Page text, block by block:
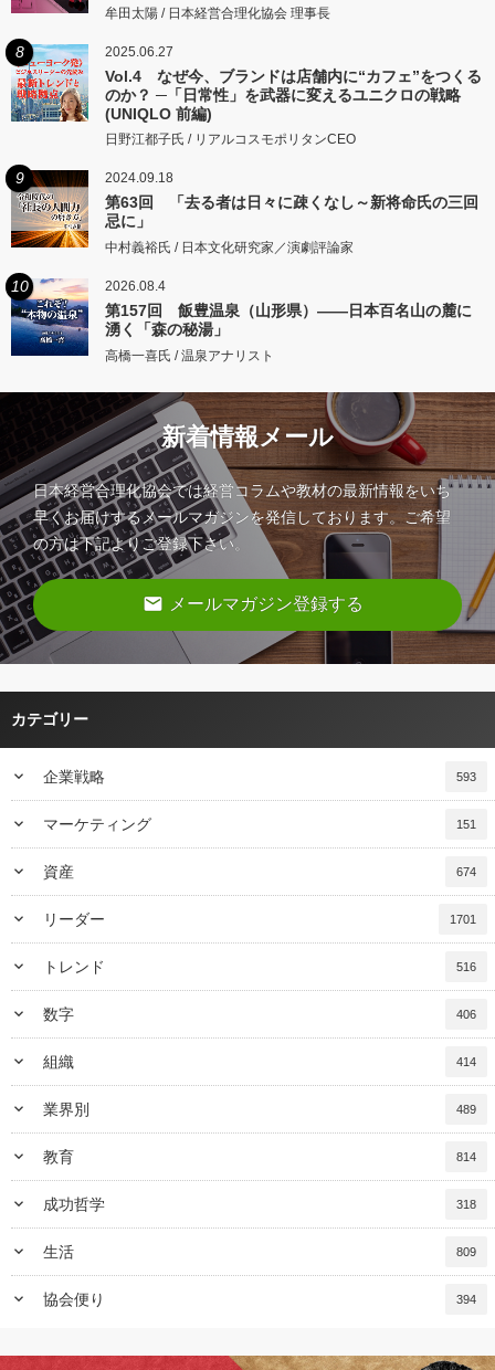
牟田太陽 / 日本経営合理化協会 理事長
8 2025.06.27
Vol.4 なぜ今、ブランドは店舗内に“カフェ”をつくる
のか？ ─「日常性」を武器に変えるユニクロの戦略
(UNIQLO 前編)
日野江都子氏 / リアルコスモポリタンCEO
9 2024.09.18
第63回 「去る者は日々に疎くなし～新将命氏の三回
忌に」
中村義裕氏 / 日本文化研究家／演劇評論家
10 2026.08.4
第157回 飯豊温泉（山形県）――日本百名山の麓に
湧く「森の秘湯」
高橋一喜氏 / 温泉アナリスト
新着情報メール
日本経営合理化協会では経営コラムや教材の最新情報をいち
早くお届けするメールマガジンを発信しております。ご希望
の方は下記よりご登録下さい。
email メールマガジン登録する
カテゴリー
keyboard_arrow_down 企業戦略 593
keyboard_arrow_down マーケティング 151
keyboard_arrow_down 資産 674
keyboard_arrow_down リーダー 1701
keyboard_arrow_down トレンド 516
keyboard_arrow_down 数字 406
keyboard_arrow_down 組織 414
keyboard_arrow_down 業界別 489
keyboard_arrow_down 教育 814
keyboard_arrow_down 成功哲学 318
keyboard_arrow_down 生活 809
keyboard_arrow_down 協会便り 394